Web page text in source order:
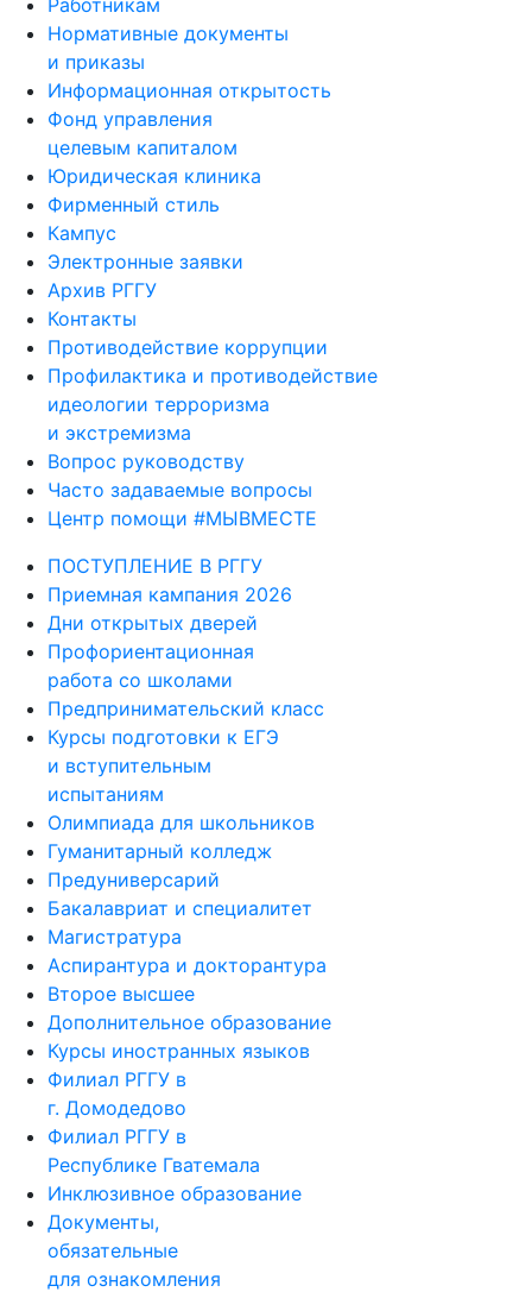
Работникам
Нормативные документы
и приказы
Информационная открытость
Фонд управления
целевым капиталом
Юридическая клиника
Фирменный стиль
Кампус
Электронные заявки
Архив РГГУ
Контакты
Противодействие коррупции
Профилактика и противодействие
идеологии терроризма
и экстремизма
Вопрос руководству
Часто задаваемые вопросы
Центр помощи #МЫВМЕСТЕ
ПОСТУПЛЕНИЕ В РГГУ
Приемная кампания 2026
Дни открытых дверей
Профориентационная
работа со школами
Предпринимательский класс
Курсы подготовки к ЕГЭ
и вступительным
испытаниям
Олимпиада для школьников
Гуманитарный колледж
Предуниверсарий
Бакалавриат и специалитет
Магистратура
Аспирантура и докторантура
Второе высшее
Дополнительное образование
Курсы иностранных языков
Филиал РГГУ в
г. Домодедово
Филиал РГГУ в
Республике Гватемала
Инклюзивное образование
Документы,
обязательные
для ознакомления